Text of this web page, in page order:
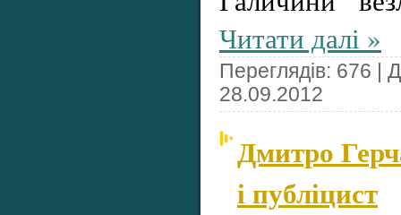
Читати далі »
Переглядів: 676 |
28.09.2012
Дмитро
і публіцист